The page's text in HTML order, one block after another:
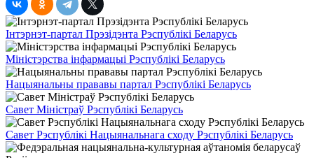
Інтэрнэт-партал Прэзідэнта Рэспублікі Беларусь
Міністэрства інфармацыі Рэспублікі Беларусь
Нацыянальны прававы партал Рэспублікі Беларусь
Савет Міністраў Рэспублікі Беларусь
Савет Рэспублікі Нацыянальнага сходу Рэспублікі Беларусь